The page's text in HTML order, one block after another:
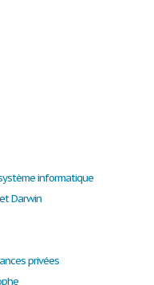
informatique
Darwin
privées